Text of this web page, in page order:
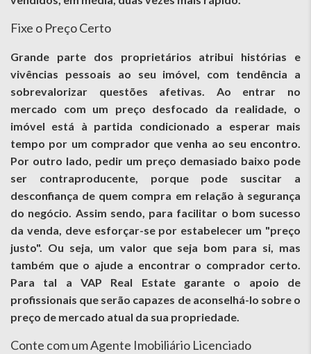
Fixe o Preço Certo
Grande parte dos proprietários atribui histórias e
vivências pessoais ao seu imóvel, com tendência a
sobrevalorizar questões afetivas. Ao entrar no
mercado com um preço desfocado da realidade, o
imóvel está à partida condicionado a esperar mais
tempo por um comprador que venha ao seu encontro.
Por outro lado, pedir um preço demasiado baixo pode
ser contraproducente, porque pode suscitar a
desconfiança de quem compra em relação à segurança
do negócio. Assim sendo, para facilitar o bom sucesso
da venda, deve esforçar-se por estabelecer um "preço
justo". Ou seja, um valor que seja bom para si, mas
também que o ajude a encontrar o comprador certo.
Para tal a VAP Real Estate garante o apoio de
profissionais que serão capazes de aconselhá-lo sobre o
preço de mercado atual da sua propriedade.
Conte com um Agente Imobiliário Licenciado